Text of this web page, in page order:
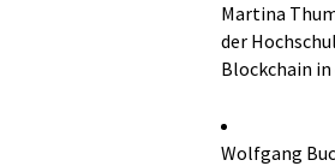
Martina
der
Blockchain
Wolfgang